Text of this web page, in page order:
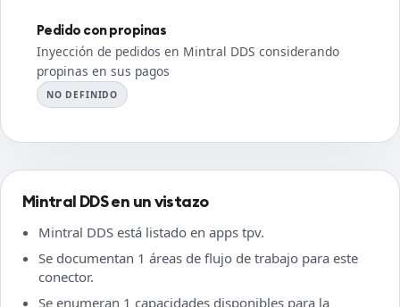
Pedido con propinas
Inyección de pedidos en Mintral DDS considerando
propinas en sus pagos
NO DEFINIDO
Mintral DDS en un vistazo
Mintral DDS está listado en apps tpv.
Se documentan 1 áreas de flujo de trabajo para este
conector.
Se enumeran 1 capacidades disponibles para la